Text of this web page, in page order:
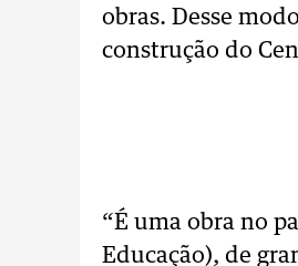
obras. Desse
construção do
“É uma obra no
Educação), de